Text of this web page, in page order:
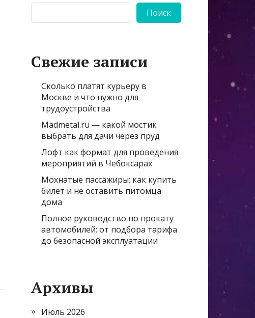
Поиск
Свежие записи
Сколько платят курьеру в
Москве и что нужно для
трудоустройства
Madmetal.ru — какой мостик
выбрать для дачи через пруд
Лофт как формат для проведения
мероприятий в Чебоксарах
Мохнатые пассажиры: как купить
билет и не оставить питомца
дома
Полное руководство по прокату
автомобилей: от подбора тарифа
до безопасной эксплуатации
Архивы
Июль 2026